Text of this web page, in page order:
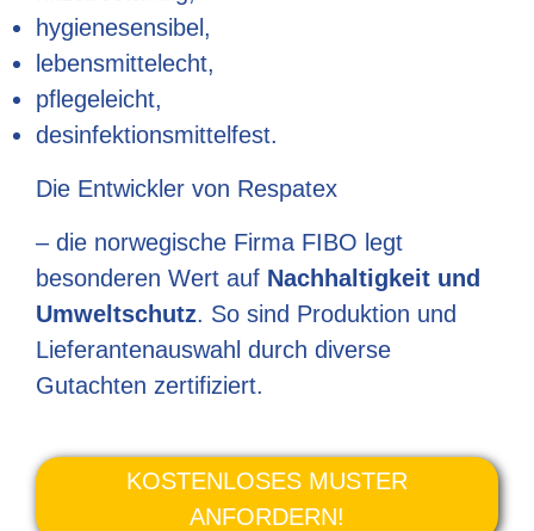
hygienesensibel,
lebensmittelecht,
pflegeleicht,
desinfektionsmittelfest.
Die Entwickler von Respatex
– die norwegische Firma FIBO legt
besonderen Wert auf Nachhaltigkeit und
Umweltschutz. So sind Produktion und
Lieferantenauswahl durch diverse
Gutachten zertifiziert.
KOSTENLOSES MUSTER
ANFORDERN!